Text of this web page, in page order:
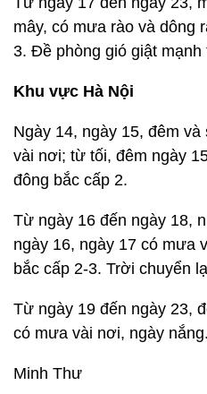
mây, có mưa rào và dông
3. Đề phòng gió giật mạnh
Khu vực Hà Nội
Ngày 14, ngày 15, đêm
vài nơi; từ tối, đêm ngày
đông bắc cấp 2.
Từ ngày 16 đến ngày 18,
ngày 16, ngày 17 có mưa
bắc cấp 2-3. Trời chuyển
Từ ngày 19 đến ngày 23,
có mưa vài nơi, ngày
Minh Thư